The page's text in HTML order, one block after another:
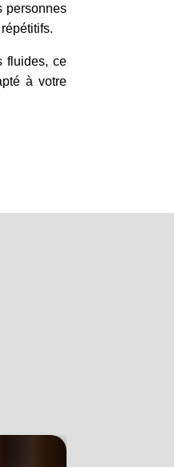
personnes
fluides, ce
à votre